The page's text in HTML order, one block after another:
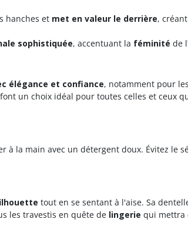
hanches et met en valeur le derrière,
sophistiquée, accentuant la féminité de
élégance et confiance, notamment pour les
un choix idéal pour toutes celles et ceux
la main avec un détergent doux. Évitez le
tout en se sentant à l'aise. Sa
les travestis en quête de lingerie qui mettra